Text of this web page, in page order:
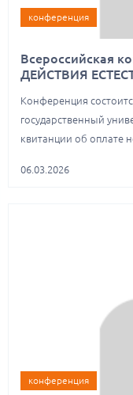
конференция
Всероссийская
ДЕЙСТВИЯ
Конференция
государственный
квитанции об оплате
06.03.2026
конференция